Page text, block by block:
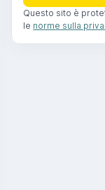
Questo sito è
le norme sulla